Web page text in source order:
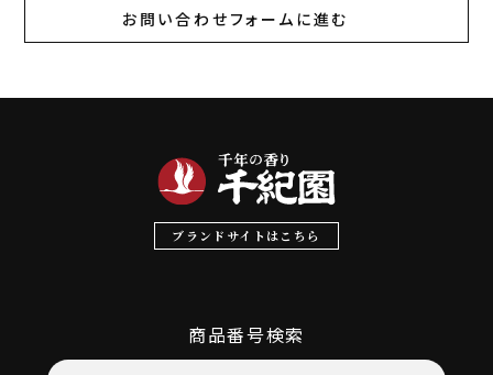
お問い合わせフォームに進む
ブランドサイトはこちら
商品番号検索